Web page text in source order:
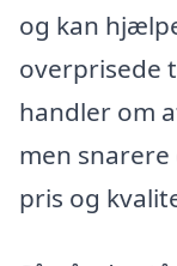
og kan
overprisede
handler om
men
pris og